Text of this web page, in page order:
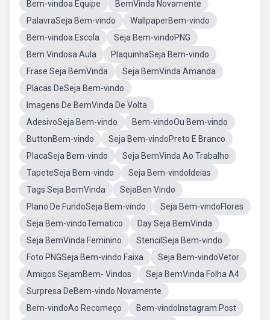
Bem-vindoa Equipe
BemVinda Novamente
PalavraSeja Bem-vindo
WallpaperBem-vindo
Bem-vindoa Escola
Seja Bem-vindoPNG
Bem Vindosa Aula
PlaquinhaSeja Bem-vindo
Frase Seja BemVinda
Seja BemVinda Amanda
Placas DeSeja Bem-vindo
Imagens De BemVinda De Volta
AdesivoSeja Bem-vindo
Bem-vindoOu Bem-vindo
ButtonBem-vindo
Seja Bem-vindoPreto E Branco
PlacaSeja Bem-vindo
Seja BemVinda Ao Trabalho
TapeteSeja Bem-vindo
Seja Bem-vindoIdeias
Tags Seja BemVinda
SejaBen Vindo
Plano De FundoSeja Bem-vindo
Seja Bem-vindoFlores
Seja Bem-vindoTematico
Day Seja BemVinda
Seja BemVinda Feminino
StencilSeja Bem-vindo
Foto PNGSeja Bem-vindo Faixa
Seja Bem-vindoVetor
Amigos SejamBem- Vindos
Seja BemVinda Folha A4
Surpresa DeBem-vindo Novamente
Bem-vindoAo Recomeço
Bem-vindoInstagram Post